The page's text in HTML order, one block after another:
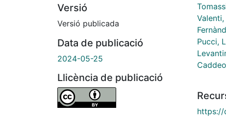
Versió
Versió publicada
Data de publicació
2024-05-25
Llicència de publicació
Pucci,
https://